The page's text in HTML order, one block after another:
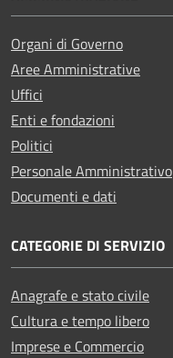
Organi di Governo
Aree Amministrative
Uffici
Enti e fondazioni
Politici
Personale Amministrativo
Documenti e dati
CATEGORIE DI SERVIZIO
Anagrafe e stato civile
Cultura e tempo libero
Imprese e Commercio